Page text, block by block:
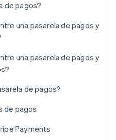
de pagos?
una pasarela de pagos y
una pasarela de pagos y
de pagos?
de pagos
Payments